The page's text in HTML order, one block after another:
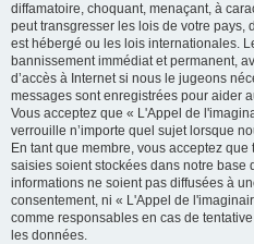
diffamatoire, choquant, menaçant, à
peut transgresser les lois de votre pays,
est hébergé ou les lois internationales.
bannissement immédiat et permanent,
d’accès à Internet si nous le jugeons
messages sont enregistrées pour aider
Vous acceptez que « L'Appel de
verrouille n’importe quel sujet lorsque
En tant que membre, vous acceptez
saisies soient stockées dans notre base
informations ne soient pas diffusées à
consentement, ni « L'Appel de
comme responsables en cas de
les données.